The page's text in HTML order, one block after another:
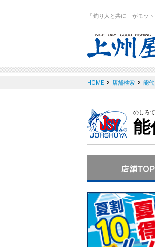
「釣り人と共に」がモッ
HOME > 店舗検索 > 能
のしろ
能